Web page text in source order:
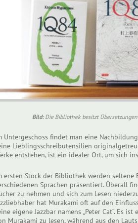
Bild:Die Bibliothek besitzt
Untergeschoss findet man eine
Lieblingsschreibutensilien
entstehen, ist ein idealer Ort, um sich
ersten Stock der Bibliothek werden seltene
Sprachen präsentiert. Überall
zu nehmen und sich zum Lesen
hat Murakami oft auf den
eigene Jazzbar namens „Peter Cat“. Es
Murakami zu lesen, während aus den